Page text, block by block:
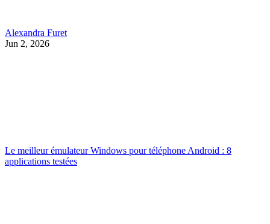
Alexandra Furet
Jun 2, 2026
Le meilleur émulateur Windows pour téléphone Android : 8
applications testées